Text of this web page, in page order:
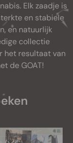
Elk zaadje is
en stabiele
en natuurlijk
collectie
het resultaat van
de GOAT!